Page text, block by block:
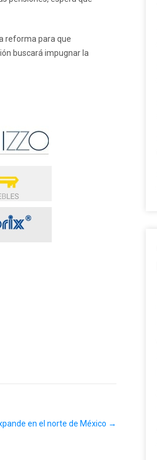
reforma para que
buscará impugnar la
en el norte de México →